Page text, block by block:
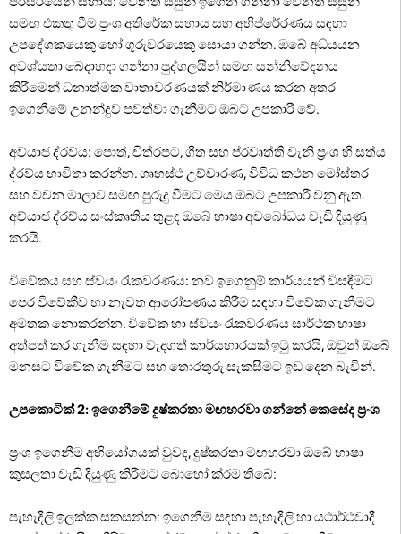
සමඟ එකතු වීම ප්‍රංශ අතිරේක සහාය සහ අභිප්රේරණය සඳහා
උපදේශකයෙකු හෝ ගුරුවරයෙකු සොයා ගන්න. ඔබේ අධ්යයන
අවශ්යතා බෙදාහදා ගන්නා පුද්ගලයින් සමඟ සන්නිවේදනය
කිරීමෙන් ධනාත්මක වාතාවරණයක් නිර්මාණය කරන අතර
ඉගෙනීමේ උනන්දුව පවත්වා ගැනීමට ඔබට උපකාරී වේ.
අව්යාජ ද්රව්ය: පොත්, චිත්රපට, ගීත සහ ප්රවෘත්ති වැනි ප්‍රංශ හි සත්ය
ද්රව්ය භාවිතා කරන්න. ගෘහස්ථ උච්චාරණ, විවිධ කථන මෝස්තර
සහ වචන මාලාව සමඟ පුරුදු වීමට මෙය ඔබට උපකාරී වනු ඇත.
අව්යාජ ද්රව්ය සංස්කෘතිය තුළද ඔබේ භාෂා අවබෝධය වැඩි දියුණු
කරයි.
විවේකය සහ ස්වයං රැකවරණය: නව ඉගෙනුම් කාර්යයන් විසඳීමට
පෙර විවේකීව හා නැවත ආරෝපණය කිරීම සඳහා විවේක ගැනීමට
අමතක නොකරන්න. විවේක හා ස්වයං රැකවරණය සාර්ථක භාෂා
අත්පත් කර ගැනීම සඳහා වැදගත් කාර්යභාරයක් ඉටු කරයි, ඔවුන් ඔබේ
මනසට විවේක ගැනීමට සහ තොරතුරු සැකසීමට ඉඩ දෙන බැවින්.
උපකොටික් 2: ඉගෙනීමේ දුෂ්කරතා මඟහරවා ගන්නේ කෙසේද ප්‍රංශ
ප්‍රංශ ඉගෙනීම අභියෝගයක් වුවද, දුෂ්කරතා මඟහරවා ඔබේ භාෂා
කුසලතා වැඩි දියුණු කිරීමට බොහෝ ක්රම තිබේ:
පැහැදිලි ඉලක්ක සකසන්න: ඉගෙනීම සඳහා පැහැදිලි හා යථාර්ථවාදී